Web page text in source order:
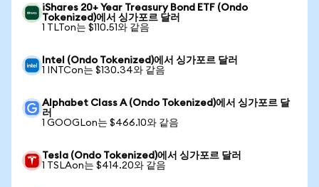
iShares 20+ Year Treasury Bond ETF (Ondo
Tokenized)에서 싱가포르 달러
1 TLTon는 $110.51와 같음
Intel (Ondo Tokenized)에서 싱가포르 달러
1 INTCon는 $130.34와 같음
Alphabet Class A (Ondo Tokenized)에서 싱가포르 달
러
1 GOOGLon는 $466.10와 같음
Tesla (Ondo Tokenized)에서 싱가포르 달러
1 TSLAon는 $414.20와 같음